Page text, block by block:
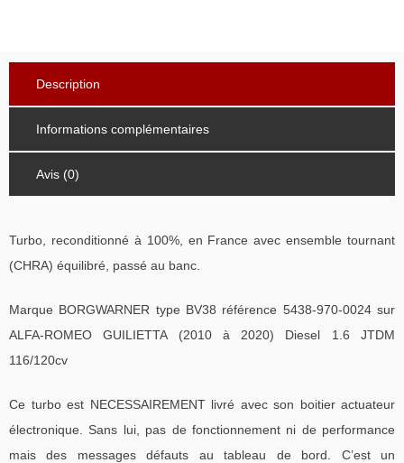
Description
Informations complémentaires
Avis (0)
Turbo, reconditionné à 100%, en France avec ensemble tournant
(CHRA) équilibré, passé au banc.
Marque BORGWARNER type BV38 référence 5438-970-0024 sur
ALFA-ROMEO GUILIETTA (2010 à 2020) Diesel 1.6 JTDM
116/120cv
Ce turbo est NECESSAIREMENT livré avec son boitier actuateur
électronique. Sans lui, pas de fonctionnement ni de performance
mais des messages défauts au tableau de bord. C’est un